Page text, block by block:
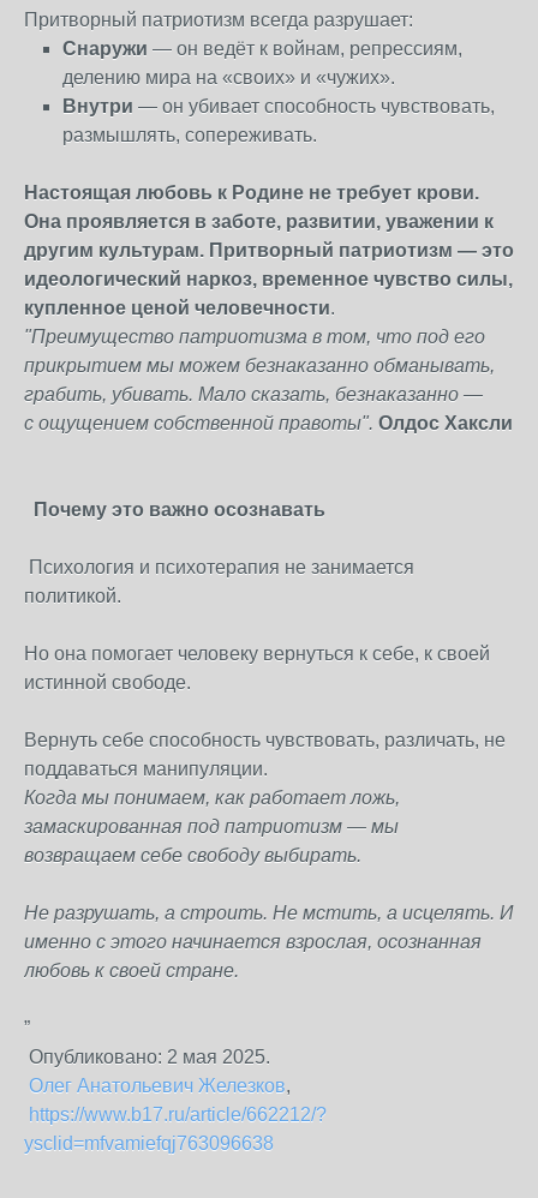
Притворный патриотизм всегда разрушает:
Снаружи — он ведёт к войнам, репрессиям,
делению мира на «своих» и «чужих».
Внутри — он убивает способность чувствовать,
размышлять, сопереживать.
Настоящая любовь к Родине не требует крови.
Она проявляется в заботе, развитии, уважении к
другим культурам. Притворный патриотизм — это
идеологический наркоз, временное чувство силы,
купленное ценой человечности.
"Преимущество патриотизма в том, что под его
прикрытием мы можем безнаказанно обманывать,
грабить, убивать. Мало сказать, безнаказанно —
с ощущением собственной правоты". Олдос Хаксли
Почему это важно осознавать
Психология и психотерапия не занимается
политикой.
Но она помогает человеку вернуться к себе, к своей
истинной свободе.
Вернуть себе способность чувствовать, различать, не
поддаваться манипуляции.
Когда мы понимаем, как работает ложь,
замаскированная под патриотизм — мы
возвращаем себе свободу выбирать.
Не разрушать, а строить. Не мстить, а исцелять. И
именно с этого начинается взрослая, осознанная
любовь к своей стране.
”
Опубликовано: 2 мая 2025.
Олег Анатольевич Железков,
https://www.b17.ru/article/662212/?
ysclid=mfvamiefqj763096638